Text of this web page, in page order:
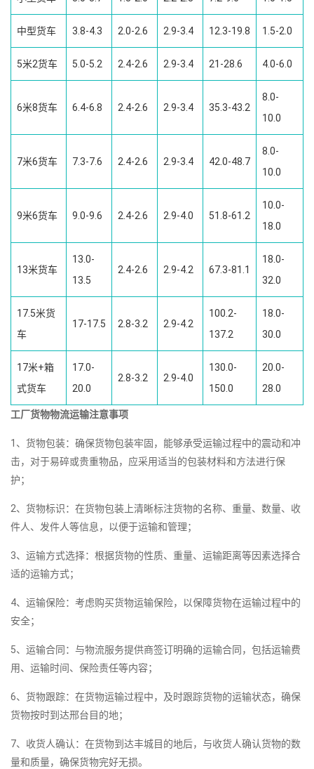
中型货车 3.8-4.3 2.0-2.6 2.9-3.4 12.3-19.8 1.5-2.0
5米2货车 5.0-5.2 2.4-2.6 2.9-3.4 21-28.6 4.0-6.0
6米8货车 6.4-6.8 2.4-2.6 2.9-3.4 35.3-43.2
8.0-
10.0
7米6货车 7.3-7.6 2.4-2.6 2.9-3.4 42.0-48.7
8.0-
10.0
9米6货车 9.0-9.6 2.4-2.6 2.9-4.0 51.8-61.2
10.0-
18.0
13米货车
13.0-
13.5
2.4-2.6 2.9-4.2 67.3-81.1
18.0-
32.0
17.5米货
车
17-17.5 2.8-3.2 2.9-4.2
100.2-
137.2
18.0-
30.0
17米+箱
式货车
17.0-
20.0
2.8-3.2 2.9-4.0
130.0-
150.0
20.0-
28.0
工厂货物物流运输注意事项
1、货物包装：确保货物包装牢固，能够承受运输过程中的震动和冲
击，对于易碎或贵重物品，应采用适当的包装材料和方法进行保
护；
2、货物标识：在货物包装上清晰标注货物的名称、重量、数量、收
件人、发件人等信息，以便于运输和管理；
3、运输方式选择：根据货物的性质、重量、运输距离等因素选择合
适的运输方式；
4、运输保险：考虑购买货物运输保险，以保障货物在运输过程中的
安全；
5、运输合同：与物流服务提供商签订明确的运输合同，包括运输费
用、运输时间、保险责任等内容；
6、货物跟踪：在货物运输过程中，及时跟踪货物的运输状态，确保
货物按时到达邢台目的地；
7、收货人确认：在货物到达丰城目的地后，与收货人确认货物的数
量和质量，确保货物完好无损。